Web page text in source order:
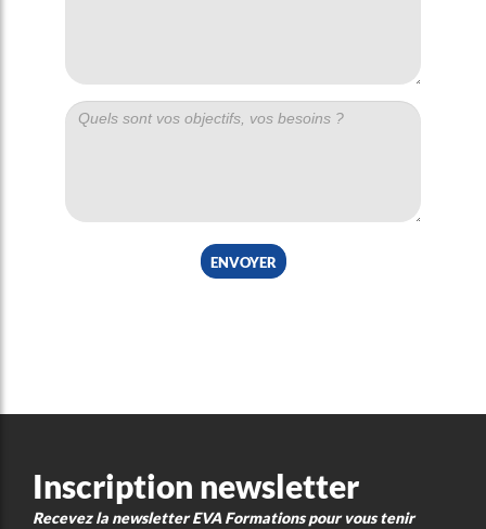
envoyer
Inscription newsletter
Recevez la newsletter EVA Formations pour vous tenir